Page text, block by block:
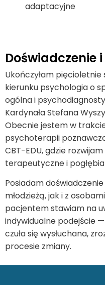
adaptacyjne
Doświadczenie
Ukończyłam
kierunku psychologia o
ogólna i
Kardynała Stefana
Obecnie jestem w
psychoterapii
CBT-EDU, gdzie
terapeutyczne i
Posiadam
młodzieżą, jak i z
pacjentem stawiam na
indywidualne podejście
czuła się wysłuchana,
procesie zmiany.